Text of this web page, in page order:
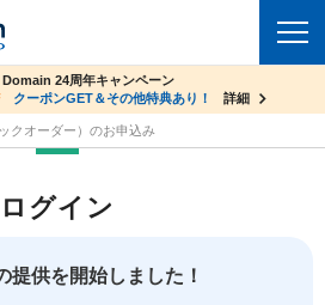
ーバーV2ビジネス応援キャンペーン
料金1年間無料
詳細
Domain 24周年キャンペーン
クーポンGET＆その他特典あり！ 詳細
イン
クオーダー）のお申込み
ログイン
供を開始しました！